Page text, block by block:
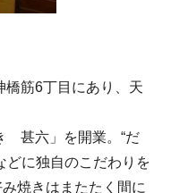
橋筋6丁目にあり、天
甚六」を開業。“だ
どに独自のこだわりを
焼きはまたたく間に